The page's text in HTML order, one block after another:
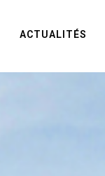
ACTUALITÉS